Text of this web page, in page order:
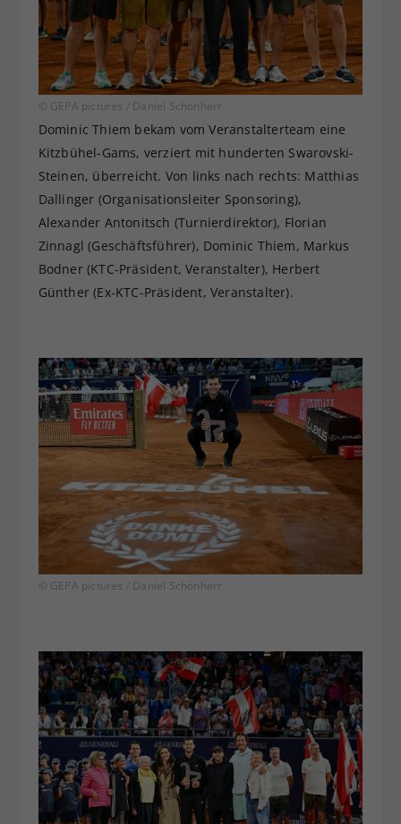
© GEPA pictures / Daniel Schönherr
Dominic Thiem bekam vom Veranstalterteam eine
Kitzbühel-Gams, verziert mit hunderten Swarovski-
Steinen, überreicht. Von links nach rechts: Matthias
Dallinger (Organisationsleiter Sponsoring),
Alexander Antonitsch (Turnierdirektor), Florian
Zinnagl (Geschäftsführer), Dominic Thiem, Markus
Bodner (KTC-Präsident, Veranstalter), Herbert
Günther (Ex-KTC-Präsident, Veranstalter).
© GEPA pictures / Daniel Schönherr